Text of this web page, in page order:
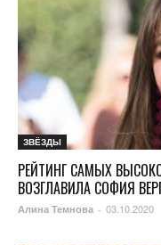
ЗВЁЗДЫ
РЕЙТИНГ САМЫХ
ВОЗГЛАВИЛА СОФИЯ
Алина Темнова - 03.10.2020